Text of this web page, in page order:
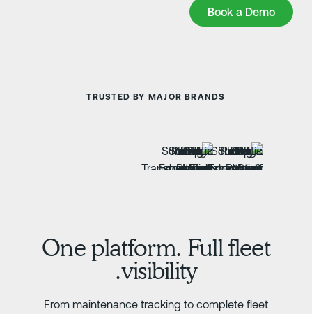
Book a Demo
Book a
TRUSTED BY MAJOR BRANDS
One platform. Full fleet
visibility.
From maintenance tracking to complete fleet